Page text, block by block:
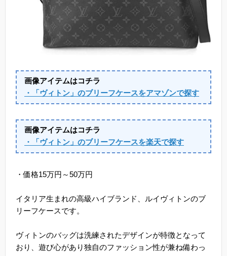
画像アイテムはコチラ
・「ヴィトン」のブリーフケースをアマゾンで探す
画像アイテムはコチラ
・「ヴィトン」のブリーフケースを楽天で探す
・価格15万円～50万円
イタリア生まれの高級ハイブランド、ルイヴィトンのブ
リーフケースです。
ヴィトンのバッグは洗練されたデザインが特徴となって
おり、遊び心があり独自のファッション性が兼ね備わっ